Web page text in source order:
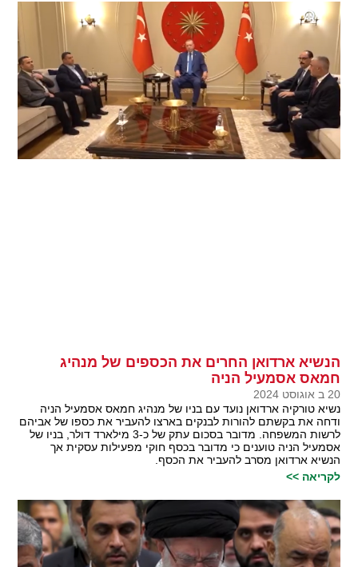
הנשיא ארדואן החרים את הכספים של מנהיג
חמאס אסמעיל הניה
20 ב אוגוסט 2024
נשיא טורקיה ארדואן נועד עם בניו של מנהיג חמאס אסמעיל הניה
ודחה את בקשתם להורות לבנקים בארצו להעביר את כספו של אביהם
לרשות המשפחה. מדובר בסכום עתק של כ-3 מילארד דולר, בניו של
אסמעיל הניה טוענים כי מדובר בכסף חוקי מפעילות עסקית אך
הנשיא ארדואן מסרב להעביר את הכסף.
לקריאה >>